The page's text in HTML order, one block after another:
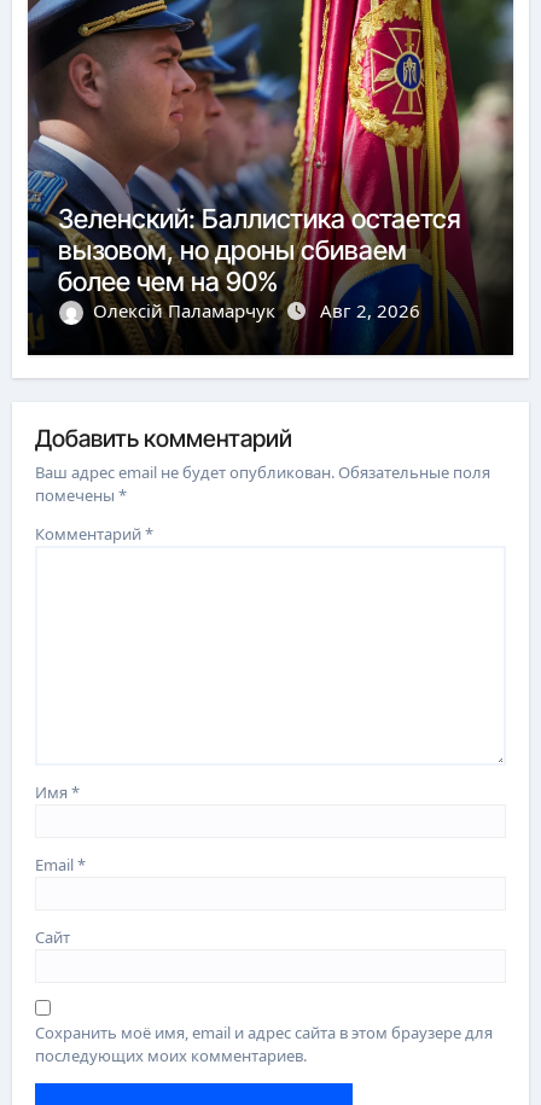
Зеленский: Баллистика остается
вызовом, но дроны сбиваем
более чем на 90%
Олексій Паламарчук Авг 2, 2026
Добавить комментарий
Ваш адрес email не будет опубликован.Обязательные поля
помечены*
Комментарий*
Имя*
Email*
Сайт
Сохранить моё имя, email и адрес сайта в этом браузере для
последующих моих комментариев.